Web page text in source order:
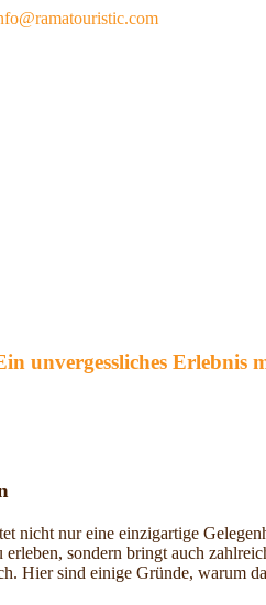
unvergessliches Erlebnis
nicht nur eine einzigartige
sondern bringt auch
Hier sind einige Gründe, warum